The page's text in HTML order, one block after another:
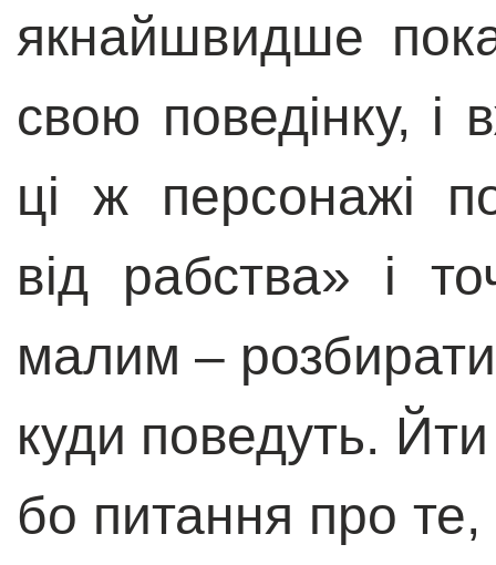
якнайшвидше
свою поведінку, і
ці ж персонажі
від рабства» і
малим – розбирати
куди поведуть.
бо питання про